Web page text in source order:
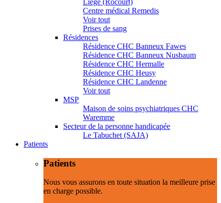
Liège (Rocourt)
Centre médical Remedis
Voir tout
Prises de sang
Résidences
Résidence CHC Banneux Fawes
Résidence CHC Banneux Nusbaum
Résidence CHC Hermalle
Résidence CHC Heusy
Résidence CHC Landenne
Voir tout
MSP
Maison de soins psychiatriques CHC
Waremme
Secteur de la personne handicapée
Le Tabuchet (SAJA)
Patients
Patients
Nous vous assurons en toute situation la meilleure prise
en charge possible.